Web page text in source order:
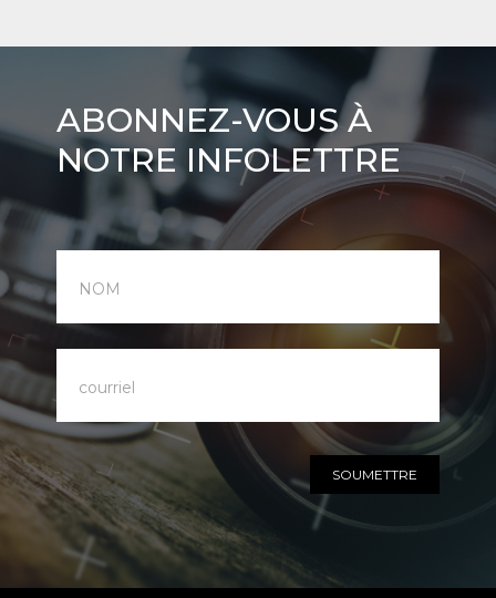
Abonnez-
vous
à
notre
infolettre
ABONNEZ-VOUS À
NOTRE INFOLETTRE
SOUMETTRE